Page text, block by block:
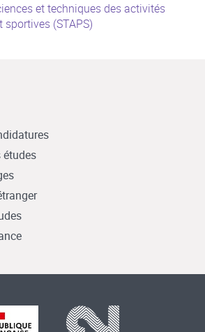
et techniques des activités
sportives (STAPS)
études